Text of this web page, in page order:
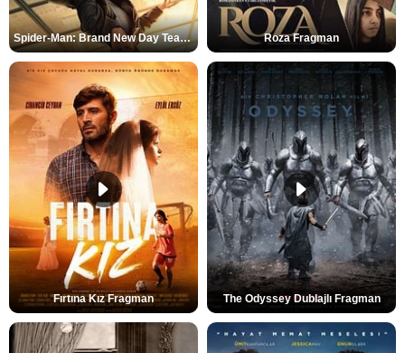
Spider-Man: Brand New Day Teaser Roza Fragman
Fırtına Kız Fragman The Odyssey Dublajlı Fragman